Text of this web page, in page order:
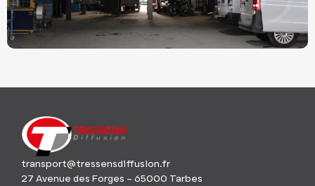
transport@tressensdiffusion.fr
27 Avenue des Forges – 65000 Tarbes